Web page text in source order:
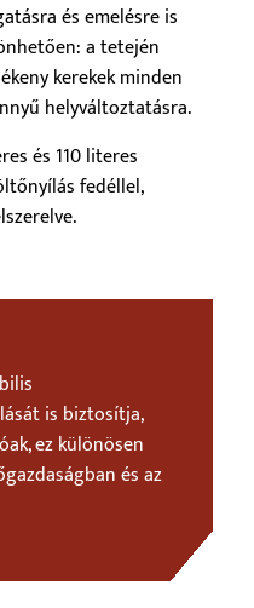
és emelésre is
a tetején
kerekek minden
helyváltoztatásra.
és 110 literes
fedéllel,
is biztosítja,
ez különösen
és az